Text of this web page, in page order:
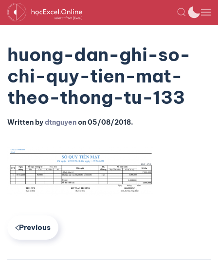
huong-dan-ghi-so-
chi-quy-tien-mat-
theo-thong-tu-133
Written bydtnguyenon05/08/2018.
Previous